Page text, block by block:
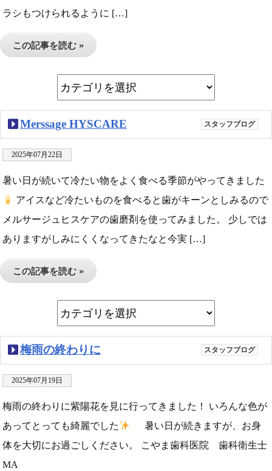
ラシもつけられるように […]
この記事を読む »
Merssage HYSCARE スタッフブログ
2025年07月22日
暑い日が続いて冷たい物をよく食べる季節がやってきました
アイスなど冷たいものを食べると歯がキーンとしみるので
メルサージュヒスケアの歯磨剤を使ってみました。 少しでは
ありますがしみにくくなってきたなと今実 […]
この記事を読む »
梅雨の終わりに スタッフブログ
2025年07月19日
梅雨の終わりに紫陽花を見に行ってきました！ いろんな色が
あってとっても綺麗でした
暑い日が続きますが、お身
体を大切にお過ごしください。 こやま歯科医院 歯科衛生士
MA